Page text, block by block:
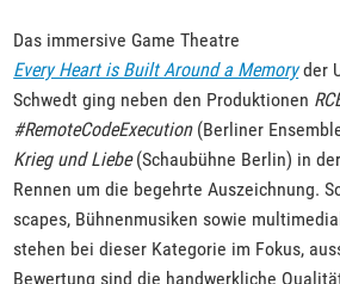
Das immersive Game Theatre
Every Heart is Built Around a Memory der
Schwedt ging neben den Produktionen
#RemoteCodeExecution(Berliner
Krieg und Liebe(Schaubühne Berlin) in
Rennen um die begehrte Auszeichnung.
scapes, Bühnenmusiken sowie
stehen bei dieser Kategorie im Fokus,
Bewertung sind die handwerkliche